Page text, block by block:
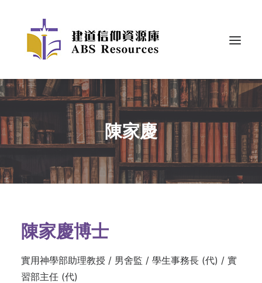
陳家慶
陳家慶博士
實用神學部助理教授 / 男舍監 / 學生事務長 (代) / 實
習部主任 (代)